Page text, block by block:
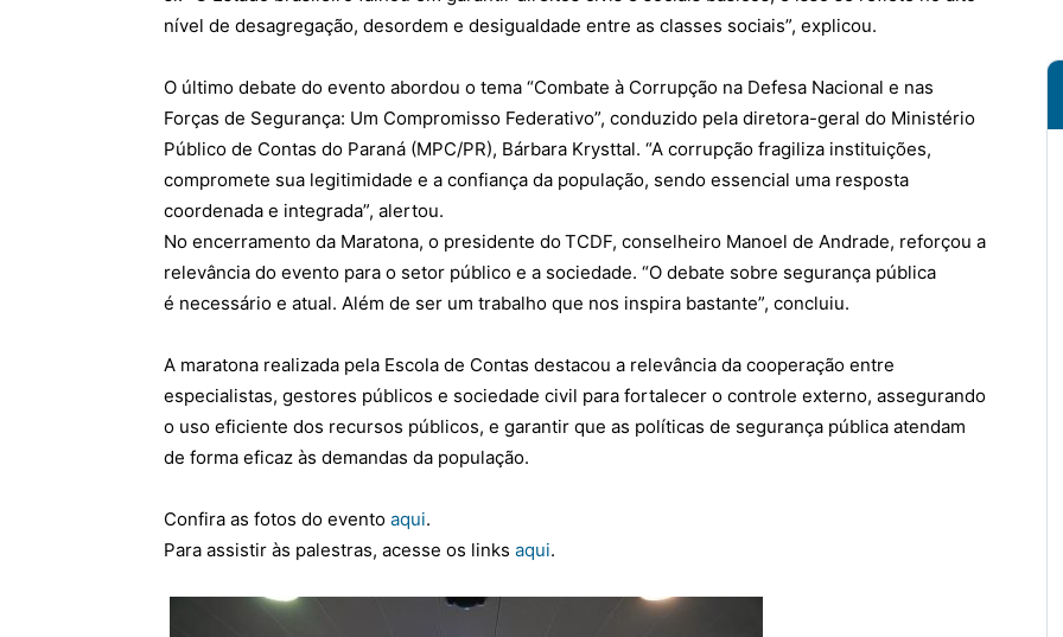
nível de desagregação, desordem e desigualdade entre as classes sociais”, explicou.
O último debate do evento abordou o tema “Combate à Corrupção na Defesa Nacional e nas
Forças de Segurança: Um Compromisso Federativo”, conduzido pela diretora-geral do Ministério
Público de Contas do Paraná (MPC/PR), Bárbara Krysttal. “A corrupção fragiliza instituições,
compromete sua legitimidade e a confiança da população, sendo essencial uma resposta
coordenada e integrada”, alertou.
No encerramento da Maratona, o presidente do TCDF, conselheiro Manoel de Andrade, reforçou a
relevância do evento para o setor público e a sociedade. “O debate sobre segurança pública
é necessário e atual. Além de ser um trabalho que nos inspira bastante”, concluiu.
A maratona realizada pela Escola de Contas destacou a relevância da cooperação entre
especialistas, gestores públicos e sociedade civil para fortalecer o controle externo, assegurando
o uso eficiente dos recursos públicos, e garantir que as políticas de segurança pública atendam
de forma eficaz às demandas da população.
Confira as fotos do evento aqui.
Para assistir às palestras, acesse os links aqui.